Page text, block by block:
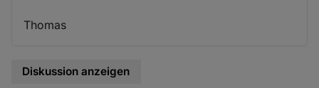
Thomas
Diskussion anzeigen